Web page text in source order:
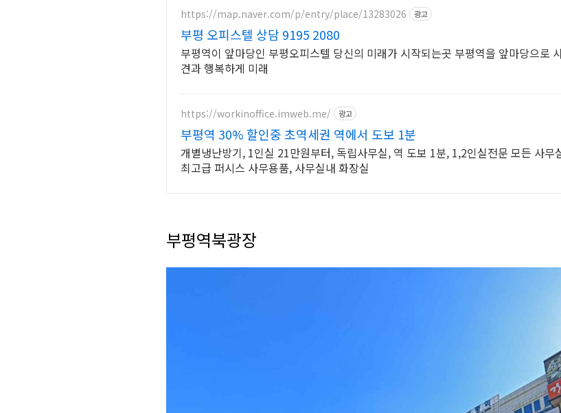
https://map.naver.com/p/entry/place/13283026 광고
부평 오피스텔 상담 9195 2080
부평역이 앞마당인 부평오피스텔 당신의 미래가 시작되는곳 부평역을 앞마당으로 사
견과 행복하게 미래
https://workinoffice.imweb.me/ 광고
부평역 30% 할인중 초역세권 역에서 도보 1분
개별냉난방기, 1인실 21만원부터, 독립사무실, 역 도보 1분, 1,2인실전문 모든 사무
최고급 퍼시스 사무용품, 사무실내 화장실
부평역북광장